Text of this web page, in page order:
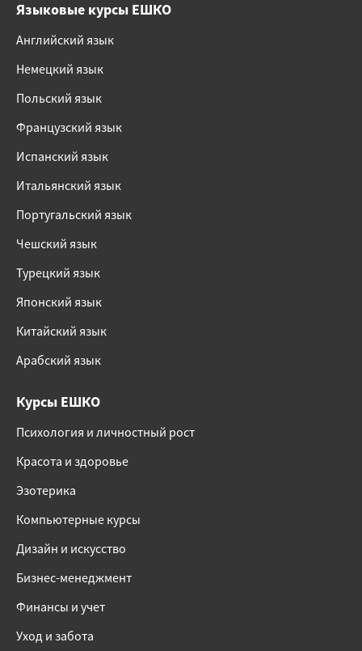
Языковые курсы ЕШКО
Английский язык
Немецкий язык
Польский язык
Французский язык
Испанский язык
Итальянский язык
Португальский язык
Чешский язык
Турецкий язык
Японский язык
Китайский язык
Арабский язык
Курсы ЕШКО
Психология и личностный рост
Красота и здоровье
Эзотерика
Компьютерные курсы
Дизайн и искусство
Бизнес-менеджмент
Финансы и учет
Уход и забота